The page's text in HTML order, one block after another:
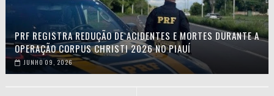
PRF REGISTRA REDUÇÃO DE ACIDENTES E MORTES DURANTE A
OPERAÇÃO CORPUS CHRISTI 2026 NO PIAUÍ
JUNHO 09, 2026